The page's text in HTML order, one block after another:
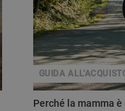
Perché la mamma
GUIDA